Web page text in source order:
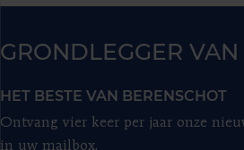
GRONDLEGGER
HET BESTE VAN BERENSCHOT
Ontvang vier keer per jaar onze
in uw mailbox.